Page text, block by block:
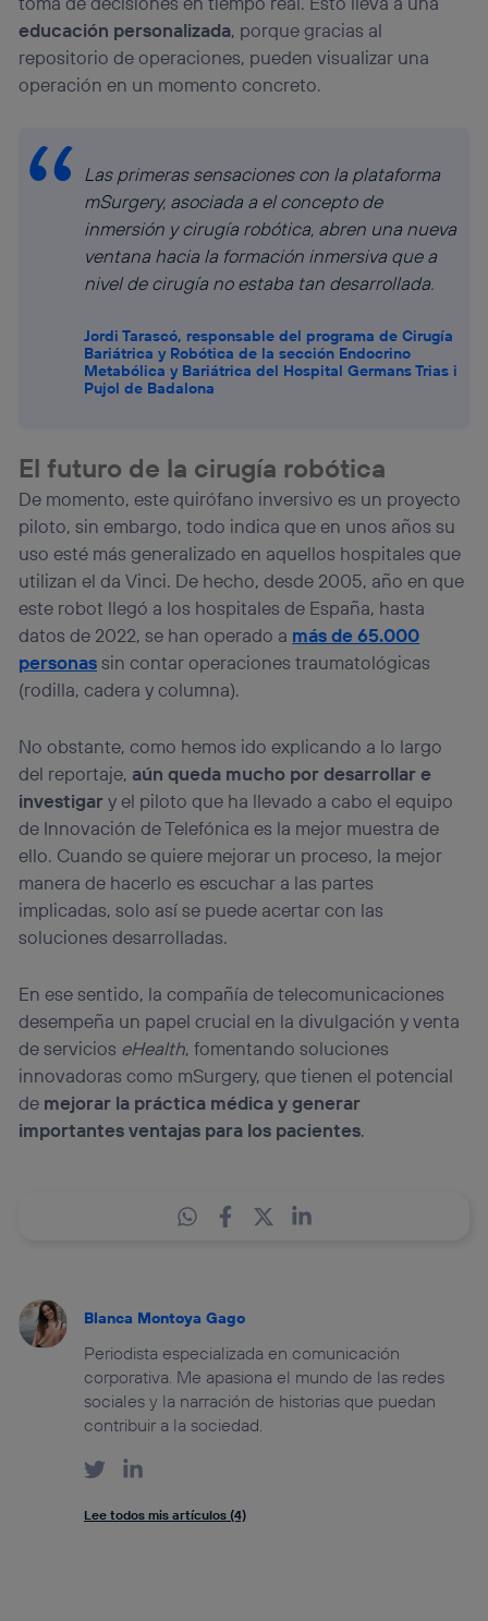
educación personalizada, porque gracias al
repositorio de operaciones, pueden visualizar una
operación en un momento concreto.
Las primeras sensaciones con la plataforma
mSurgery, asociada a el concepto de
inmersión y cirugía robótica, abren una nueva
ventana hacia la formación inmersiva que a
nivel de cirugía no estaba tan desarrollada.
Jordi Tarascó, responsable del programa de Cirugía
Bariátrica y Robótica de la sección Endocrino
Metabólica y Bariátrica del Hospital Germans Trias i
Pujol de Badalona
El futuro de la cirugía robótica
De momento, este quirófano inversivo es un proyecto
piloto, sin embargo, todo indica que en unos años su
uso esté más generalizado en aquellos hospitales que
utilizan el da Vinci. De hecho, desde 2005, año en que
este robot llegó a los hospitales de España, hasta
datos de 2022, se han operado a más de 65.000
personassin contar operaciones traumatológicas
(rodilla, cadera y columna).
No obstante, como hemos ido explicando a lo largo
del reportaje, aún queda mucho por desarrollar e
investigary el piloto que ha llevado a cabo el equipo
de Innovación de Telefónica es la mejor muestra de
ello. Cuando se quiere mejorar un proceso, la mejor
manera de hacerlo es escuchar a las partes
implicadas, solo así se puede acertar con las
soluciones desarrolladas.
En ese sentido, la compañía de telecomunicaciones
desempeña un papel crucial en la divulgación y venta
de servicios eHealth, fomentando soluciones
innovadoras como mSurgery, que tienen el potencial
de mejorar la práctica médica y generar
importantes ventajas para los pacientes.
Blanca Montoya Gago
Periodista especializada en comunicación
corporativa. Me apasiona el mundo de las redes
sociales y la narración de historias que puedan
contribuir a la sociedad.
Lee todos mis artículos (4)